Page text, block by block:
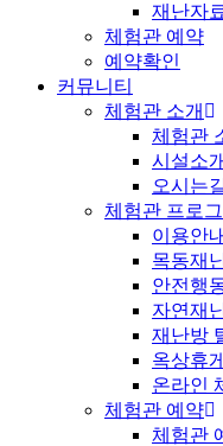
재난자
체험관 예약
예약확인
커뮤니티
체험관 소개
체험관
시설소개
오시는
체험관 프로
이용안내
목동재
안전행
자연재
재난방
옥상휴
온라인
체험관 예약
체험관